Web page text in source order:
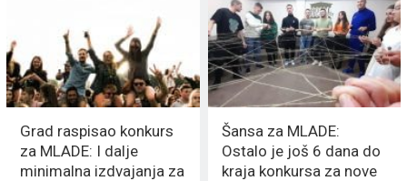
Grad raspisao konkurs
za MLADE: I dalje
minimalna izdvajanja za
Šansa za MLADE:
Ostalo je još 6 dana do
kraja konkursa za nove